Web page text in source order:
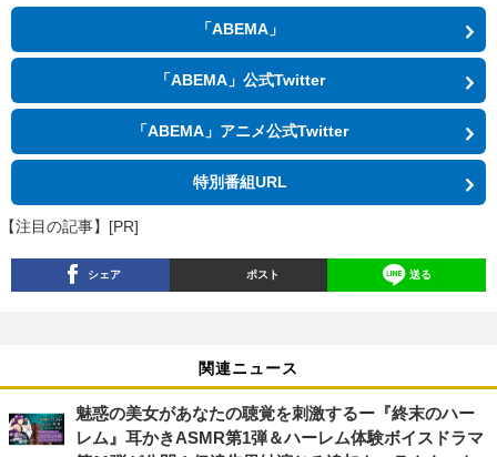
「ABEMA」
「ABEMA」公式Twitter
「ABEMA」アニメ公式Twitter
特別番組URL
【注目の記事】[PR]
シェア ポスト 送る
関連ニュース
魅惑の美女があなたの聴覚を刺激するー『終末のハー
レム』耳かきASMR第1弾＆ハーレム体験ボイスドラマ